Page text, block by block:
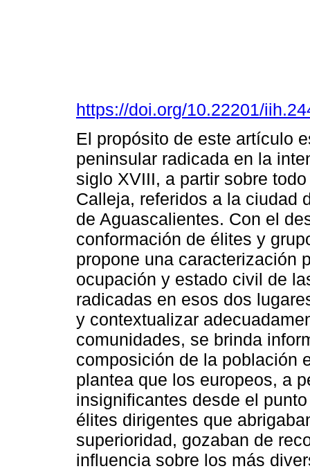
https://doi.org/10.22201/
El propósito de este artículo
peninsular radicada en la
siglo XVIII, a partir sobre
Calleja, referidos a la ciudad
de Aguascalientes. Con el
conformación de élites y
propone una caracterización
ocupación y estado civil de
radicadas en esos dos
y contextualizar
comunidades, se brinda
composición de la población
plantea que los europeos, a
insignificantes desde el
élites dirigentes que
superioridad, gozaban de
influencia sobre los más